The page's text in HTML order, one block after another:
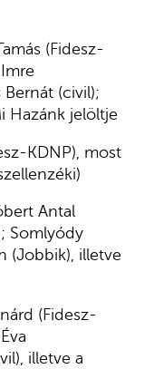
(Fidesz-
(civil);
Hazánk jelöltje
KDNP), most
Antal
Somlyódy
(Jobbik), illetve
(Fidesz-
illetve a